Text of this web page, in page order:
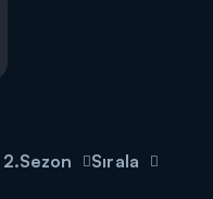
2.Sezon Sırala